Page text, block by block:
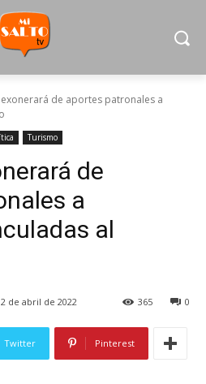
de aportes patronales a
Turismo
de
a
al
de abril de 2022 0
365
Twitter Pinterest